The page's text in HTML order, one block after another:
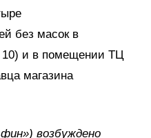
без масок в
10) и в помещении ТЦ
магазина
возбуждено